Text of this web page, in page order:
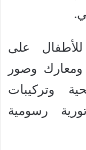
على
ومعارك وصور
وتركيبات
رسومية